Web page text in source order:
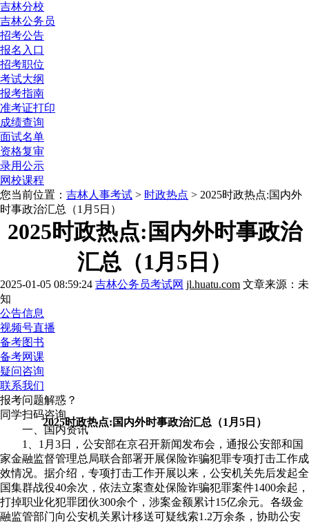
吉林分校
吉林公务员
招考公告
报名入口
招考职位
考试大纲
报考指南
准考证打印
成绩查询
面试名单
资格复审
录用公示
网校课程
您当前位置： 吉林人事考试 > 时政热点 > 2025时政热点:国内外
时事政治汇总（1月5日）
2025时政热点:国内外时事政治
汇总（1月5日）
2025-01-05 08:59:24 吉林公务员考试网 jl.huatu.com 文章来源：未
知
公告信息
视频号直播
备考图书
备考网课
疑问咨询
联系我们
报考问题解惑？
同学扫码咨询
2025时政热点:国内外时事政治汇总（1月5日）
一、国内资讯
1、1月3日，公安部在京召开新闻发布会，通报公安部和国
家金融监督管理总局联合部署开展保险诈骗犯罪专项打击工作成
效情况。据介绍，专项打击工作开展以来，公安机关先后发起全
国集群战役40余次，依法立案查处保险诈骗犯罪案件1400余起，
打掉职业化犯罪团伙300余个，涉案金额累计15亿余元。各级金
融监管部门向公安机关累计移送可疑线索1.2万余条，协助公安